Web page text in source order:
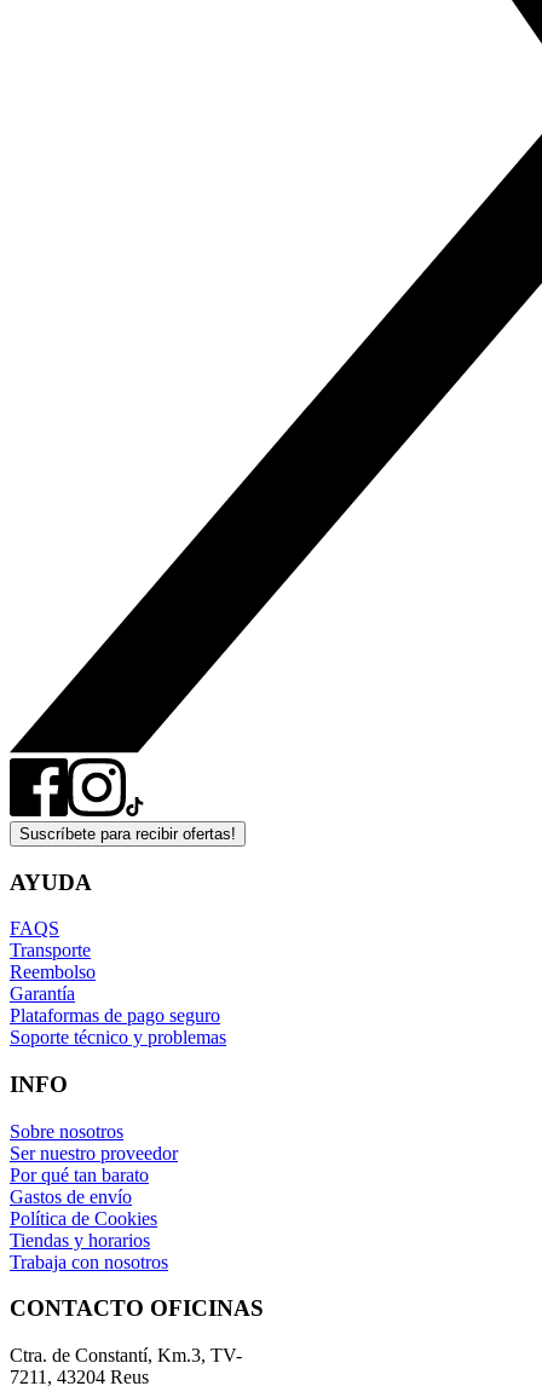
Suscríbete para recibir ofertas!
AYUDA
FAQS
Transporte
Reembolso
Garantía
Plataformas de pago seguro
Soporte técnico y problemas
INFO
Sobre nosotros
Ser nuestro proveedor
Por qué tan barato
Gastos de envío
Política de Cookies
Tiendas y horarios
Trabaja con nosotros
CONTACTO OFICINAS
Ctra. de Constantí, Km.3, TV-
7211, 43204 Reus